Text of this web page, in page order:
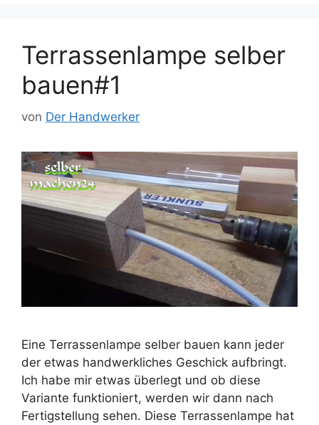
Terrassenlampe selber
bauen#1
von Der Handwerker
Eine Terrassenlampe selber bauen kann jeder
der etwas handwerkliches Geschick aufbringt.
Ich habe mir etwas überlegt und ob diese
Variante funktioniert, werden wir dann nach
Fertigstellung sehen. Diese Terrassenlampe hat